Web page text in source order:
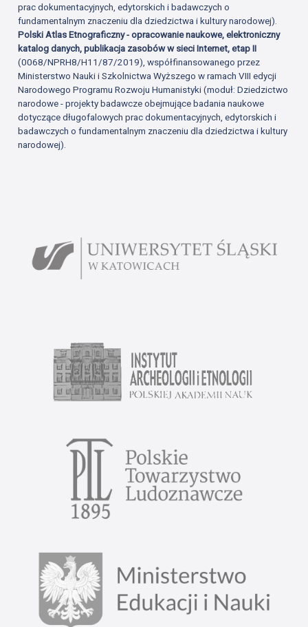
prac dokumentacyjnych, edytorskich i badawczych o
fundamentalnym znaczeniu dla dziedzictwa i kultury narodowej).
Polski Atlas Etnograficzny - opracowanie naukowe, elektroniczny
katalog danych, publikacja zasobów w sieci Internet, etap II
(0068/NPRH8/H11/87/2019), współfinansowanego przez
Ministerstwo Nauki i Szkolnictwa Wyższego w ramach VIII edycji
Narodowego Programu Rozwoju Humanistyki (moduł: Dziedzictwo
narodowe - projekty badawcze obejmujące badania naukowe
dotyczące długofalowych prac dokumentacyjnych, edytorskich i
badawczych o fundamentalnym znaczeniu dla dziedzictwa i kultury
narodowej).